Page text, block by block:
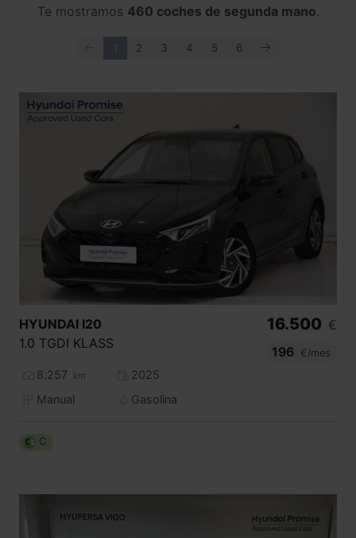
Te mostramos 460 coches de segunda mano.
ANTERIOR
2 3 4 5 6 SIGUIENTE
HYUNDAI I20
1.0 TGDI KLASS
8.257 km
2025
Manual
Gasolina
16.500 €
196
€/mes
C